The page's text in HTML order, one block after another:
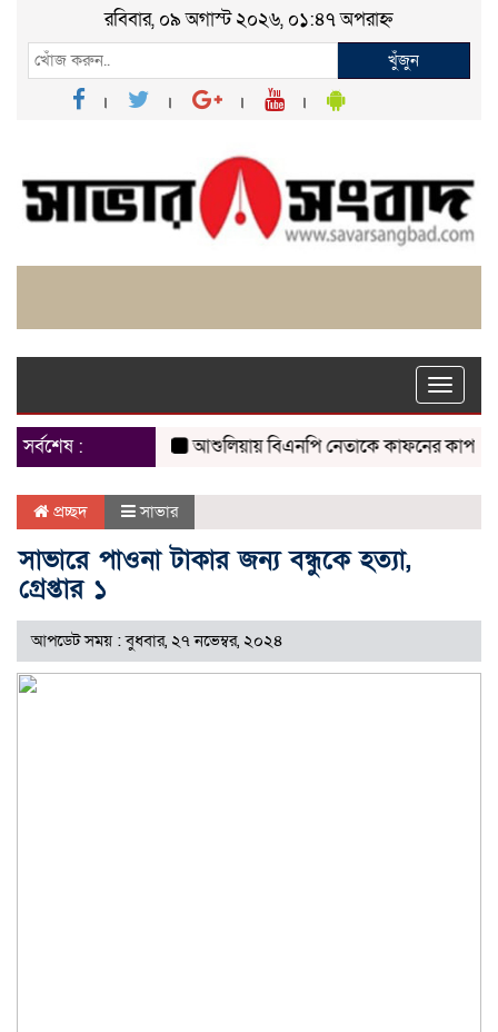
রবিবার, ০৯ অগাস্ট ২০২৬, ০১:৪৭ অপরাহ্ন
খুঁজুন
Toggle
সর্বশেষ :
আশুলিয়ায় বিএনপি নেতাকে কাফনের কাপড়
প্রচ্ছদ সাভার
সাভারে পাওনা টাকার জন্য বন্ধুকে হত্যা,
গ্রেপ্তার ১
আপডেট সময় : বুধবার, ২৭ নভেম্বর, ২০২৪